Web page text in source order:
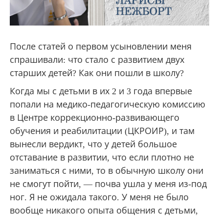
После статей о первом усыновлении меня
спрашивали: что стало с развитием двух
старших детей? Как они пошли в школу?
Когда мы с детьми в их 2 и 3 года впервые
попали на медико-педагогическую комиссию
в Центре коррекционно-развивающего
обучения и реабилитации (ЦКРОИР), и там
вынесли вердикт, что у детей большое
отставание в развитии, что если плотно не
заниматься с ними, то в обычную школу они
не смогут пойти, — почва ушла у меня из-под
ног. Я не ожидала такого. У меня не было
вообще никакого опыта общения с детьми,